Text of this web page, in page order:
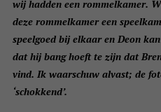
wij hadden een rommelkamer.
deze rommelkamer een
speelgoed bij elkaar en Deon
dat hij bang hoeft te zijn dat
vind. Ik waarschuw alvast; de
‘schokkend’.